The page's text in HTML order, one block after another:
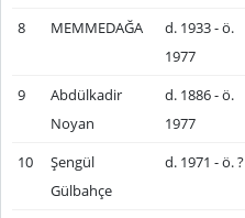
8 MEMMEDAĞA
d. 1933 - ö.
1977
9
Abdülkadir
Noyan
d. 1886 - ö.
1977
10
Şengül
Gülbahçe
d. 1971 - ö. ?